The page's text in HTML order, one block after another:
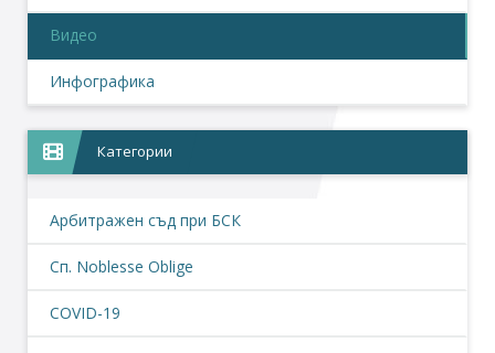
Видео
Инфографика
Категории
Арбитражен съд при БСК
Сп. Noblesse Oblige
COVID-19